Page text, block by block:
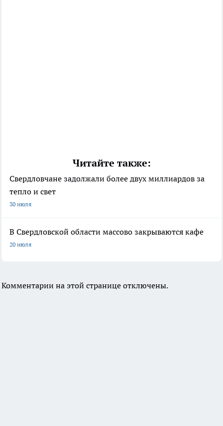
Читайте также:
Свердловчане задолжали более двух миллиардов за
тепло и свет
30 июля
В Свердловской области массово закрываются кафе
20 июля
Комментарии на этой странице отключены.